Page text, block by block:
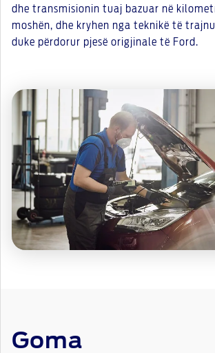
dhe transmisionin tuaj bazuar në
moshën, dhe kryhen nga teknikë të
duke përdorur pjesë origjinale të Ford.
Goma